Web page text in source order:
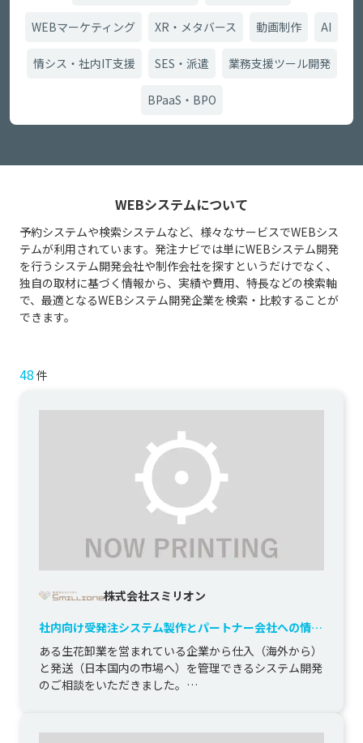
WEBマーケティング XR・メタバース 動画制作 AI
情シス・社内IT支援 SES・派遣 業務支援ツール開発
BPaaS・BPO
WEBシステムについて
予約システムや検索システムなど、様々なサービスでWEBシス
テムが利用されています。発注ナビでは単にWEBシステム開発
を行うシステム開発会社や制作会社を探すというだけでなく、
独自の取材に基づく情報から、実績や費用、特長などの検索軸
で、最適となるWEBシステム開発企業を検索・比較することが
できます。
48 件
株式会社スミリオン
社内向け受発注システム製作とパートナー会社への情報
共有
ある生花卸業を営まれている企業から仕入（海外から）
と発送（日本国内の市場へ）を管理できるシステム開発
のご相談をいただきました。